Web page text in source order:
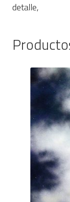
detalle,